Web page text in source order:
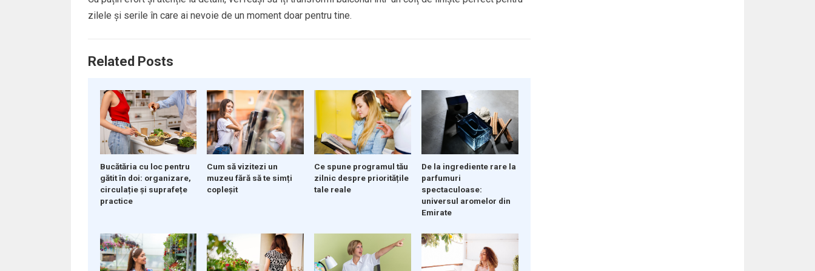
zilele și serile în care ai nevoie de un moment doar pentru tine.
Related Posts
Bucătăria cu loc pentru
gătit în doi: organizare,
circulație și suprafețe
practice
Cum să vizitezi un
muzeu fără să te simți
copleșit
Ce spune programul tău
zilnic despre prioritățile
tale reale
De la ingrediente rare la
parfumuri
spectaculoase:
universul aromelor din
Emirate